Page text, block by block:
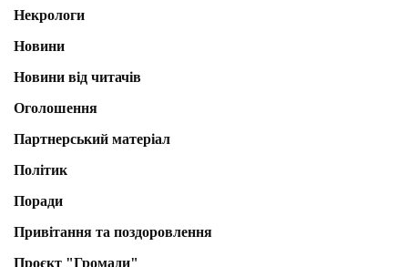
Некрологи
Новини
Новини від читачів
Оголошення
Партнерський матеріал
Політик
Поради
Привітання та поздоровлення
Проєкт "Громади"